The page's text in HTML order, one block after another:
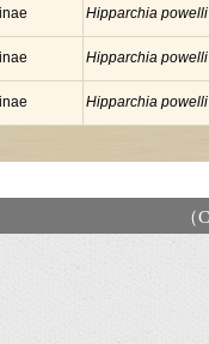
Hipparchia powelli
Hipparchia powelli
Hipparchia powelli